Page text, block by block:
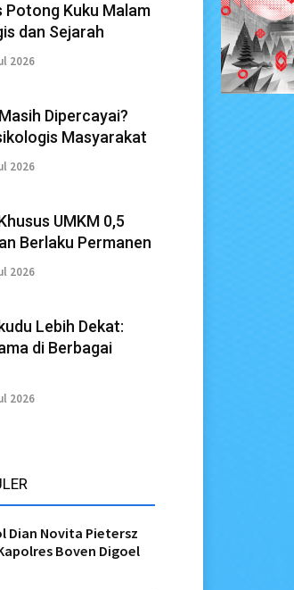
Potong Kuku Malam
dan Sejarah
2026
Dipercayai?
Masyarakat
2026
UMKM 0,5
Berlaku Permanen
2026
Lebih Dekat:
di Berbagai
2026
Dian Novita Pietersz
Boven Digoel